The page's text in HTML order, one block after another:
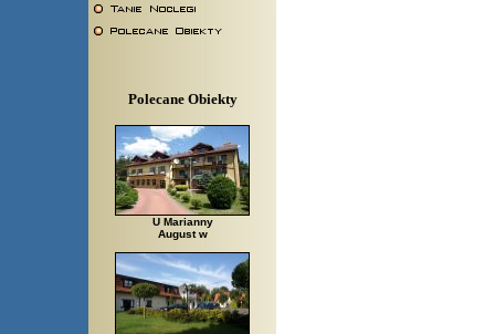
Polecane Obiekty
U Marianny
August w